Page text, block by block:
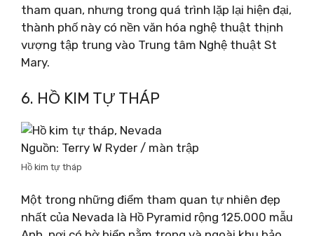
tham quan, nhưng trong quá trình lặp lại hiện đại,
thành phố này có nền văn hóa nghệ thuật thịnh
vượng tập trung vào Trung tâm Nghệ thuật St
Mary.
6. HỒ KIM TỰ THÁP
Nguồn: Terry W Ryder / màn trập
Hồ kim tự tháp
Một trong những điểm tham quan tự nhiên đẹp
nhất của Nevada là Hồ Pyramid rộng 125.000 mẫu